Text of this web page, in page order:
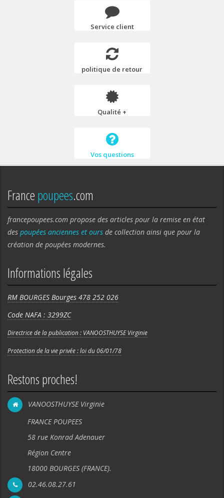
Service client
politique de retour
Qualité +
Vos questions
Francepoupees.com
francepoupees.com propose des articles pour la remise en état
des poupées anciennes et ours de collection ainsi que pour la
création de poupées modernes.
Informations légales
RM BOURGES Bourges 478 252 026
Code NAFA : 3299ZC
Directrice de la publication : VANOOSTHUYSE Virginie
Protection de la vie privée : loi du 06/01/78
Restons proches!
VANOOSTHUYSE Virginie
FRANCE POUPEES
58 rue Konrad Adenauer
Région Centre
18000 BOURGES (FRANCE).
02.46.08.27.61